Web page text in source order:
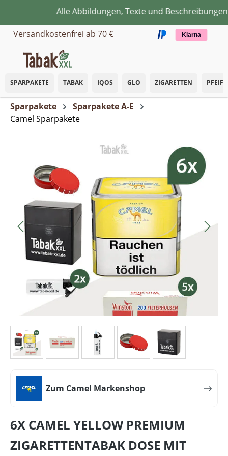
Zum Hauptinhalt springen
Alle Abbildungen, Texte und Beschreibungen
Versandkostenfrei ab 70 €
Klarna
SPARPAKETE TABAK IQOS GLO ZIGARETTEN
Sparpakete
Sparpakete A-E
Camel Sparpakete
Zum Camel Markenshop
6X CAMEL YELLOW PREMIUM
ZIGARETTENTABAK DOSE MIT